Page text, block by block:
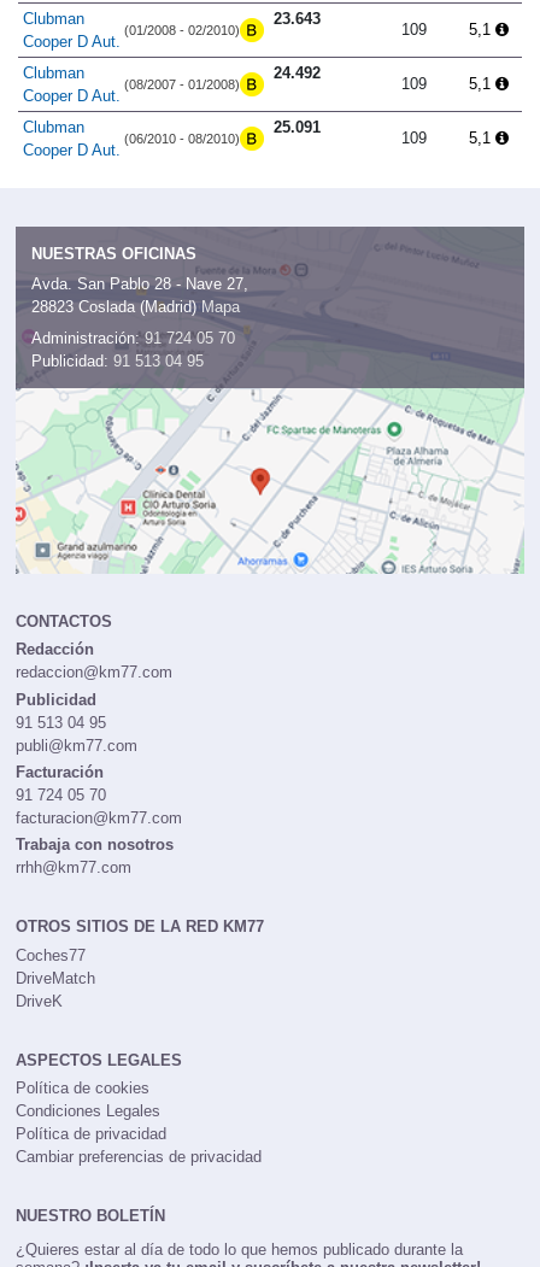
Clubman
Cooper D Aut.
(01/2008 - 02/2010)
23.643
109 5,1
Clubman
Cooper D Aut.
(08/2007 - 01/2008)
24.492
109 5,1
Clubman
Cooper D Aut.
(06/2010 - 08/2010)
25.091
109 5,1
NUESTRAS OFICINAS
Avda. San Pablo 28 - Nave 27,
28823 Coslada (Madrid) Mapa
Administración: 91 724 05 70
Publicidad: 91 513 04 95
CONTACTOS
Redacción
redaccion@km77.com
Publicidad
91 513 04 95
publi@km77.com
Facturación
91 724 05 70
facturacion@km77.com
Trabaja con nosotros
rrhh@km77.com
OTROS SITIOS DE LA RED KM77
Coches77
DriveMatch
DriveK
ASPECTOS LEGALES
Política de cookies
Condiciones Legales
Política de privacidad
Cambiar preferencias de privacidad
NUESTRO BOLETÍN
¿Quieres estar al día de todo lo que hemos publicado durante la